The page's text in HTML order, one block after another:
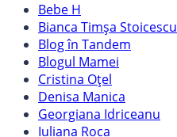
Bebe H
Bianca Timșa Stoicescu
Blog în Tandem
Blogul Mamei
Cristina Oțel
Denisa Manica
Georgiana Idriceanu
Iuliana Roca